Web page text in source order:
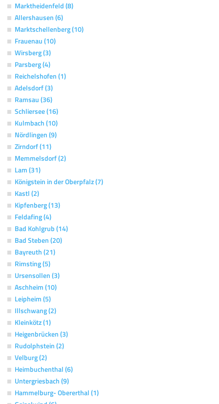
Marktheidenfeld (8)
Allershausen (6)
Marktschellenberg (10)
Frauenau (10)
Wirsberg (3)
Parsberg (4)
Reichelshofen (1)
Adelsdorf (3)
Ramsau (36)
Schliersee (16)
Kulmbach (10)
Nördlingen (9)
Zirndorf (11)
Memmelsdorf (2)
Lam (31)
Königstein in der Oberpfalz (7)
Kastl (2)
Kipfenberg (13)
Feldafing (4)
Bad Kohlgrub (14)
Bad Steben (20)
Bayreuth (21)
Rimsting (5)
Ursensollen (3)
Aschheim (10)
Leipheim (5)
Illschwang (2)
Kleinkötz (1)
Heigenbrücken (3)
Rudolphstein (2)
Velburg (2)
Heimbuchenthal (6)
Untergriesbach (9)
Hammelburg- Obererthal (1)